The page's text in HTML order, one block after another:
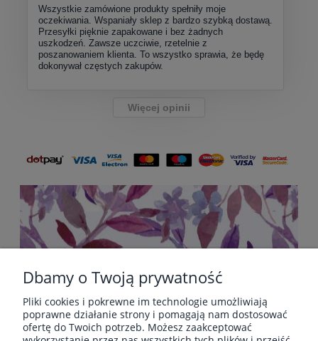
Wszystkie zamówione produkty spełniły moje
oczekiwania. Wspaniały sklep z bardzo szybką dostawą.
Przesyłki pięknie zapakowane i bez żadnych
uszkodzeń. Zawsze uczciwie, rzetelnie z
poszanowaniem klienta. To wszystko sprawia, że będę
dokonywał częstych zakupów.
Więcej opinii
POMOC
Dbamy o Twoją prywatność
Pliki cookies i pokrewne im technologie umożliwiają
poprawne działanie strony i pomagają nam dostosować
ofertę do Twoich potrzeb. Możesz zaakceptować